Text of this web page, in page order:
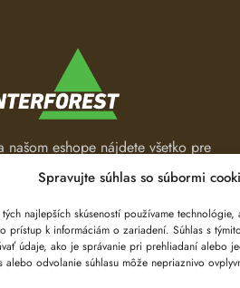
Spravujte súhlas so súbormi
najlepších skúseností používame
prístup k informáciám o zariadení. Súhlas s
údaje, ako je správanie pri prehliadaní alebo
alebo odvolanie súhlasu môže nepriaznivo
našom eshope nájdete všetko pre
a záhradu. Od pracovného
nástrojov na ťažbu a
dreva až po ručné